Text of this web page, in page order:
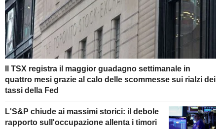
Il TSX registra il maggior guadagno settimanale in
quattro mesi grazie al calo delle scommesse sui rialzi dei
tassi della Fed
L'S&P chiude ai massimi storici: il debole
rapporto sull'occupazione allenta i timori